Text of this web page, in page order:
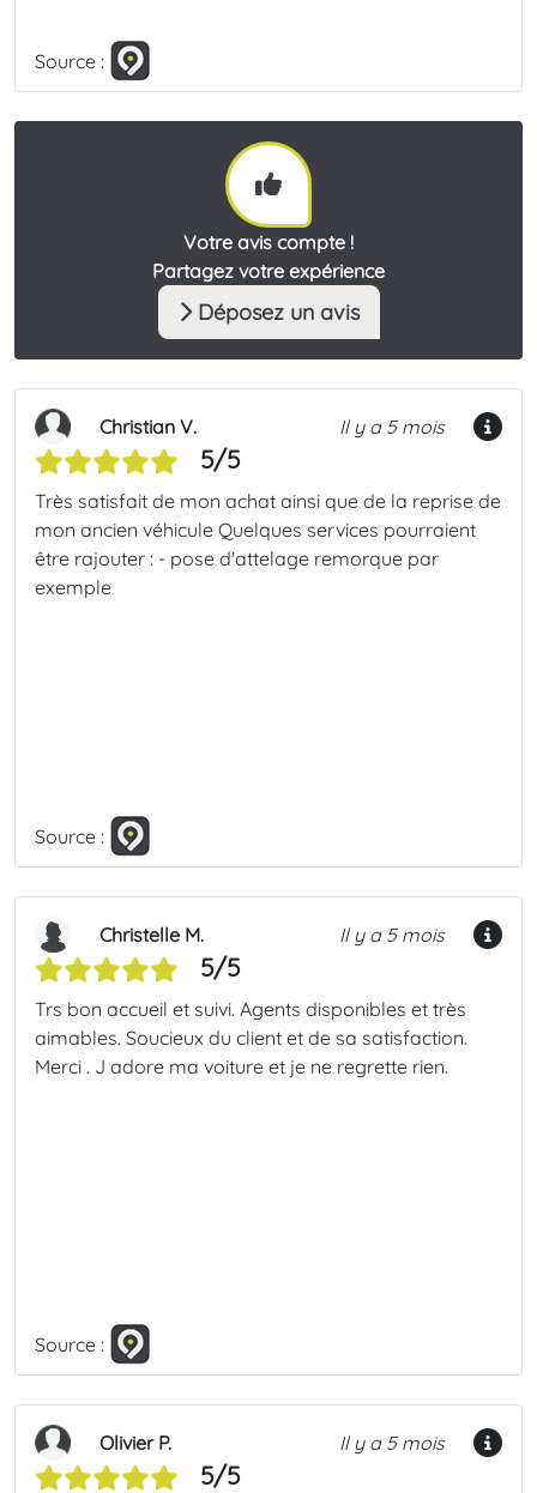
Source :
Votre avis compte !
Partagez votre expérience
Déposez un avis
Christian V. Il y a 5 mois
5/5
Très satisfait de mon achat ainsi que de la reprise de
mon ancien véhicule Quelques services pourraient
être rajouter : - pose d'attelage remorque par
exemple
Source :
Christelle M. Il y a 5 mois
5/5
Trs bon accueil et suivi. Agents disponibles et très
aimables. Soucieux du client et de sa satisfaction.
Merci . J adore ma voiture et je ne regrette rien.
Source :
Olivier P. Il y a 5 mois
5/5